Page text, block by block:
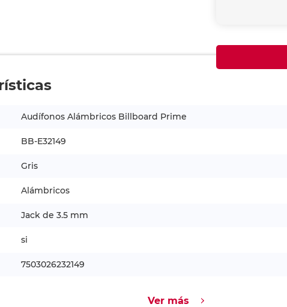
Audífonos Alámbricos Billboard Prime
BB-E32149
Gris
Alámbricos
Jack de 3.5 mm
si
7503026232149
Ver más